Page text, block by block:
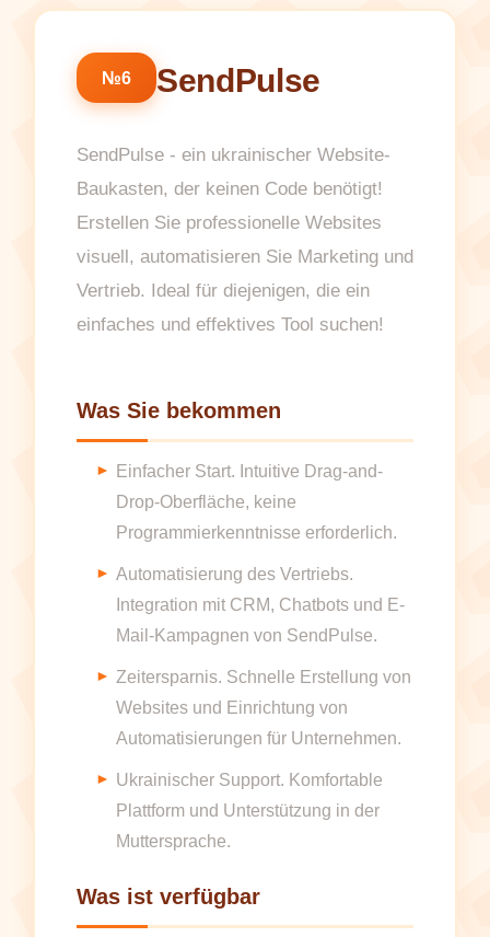
№6 SendPulse
SendPulse - ein ukrainischer Website-
Baukasten, der keinen Code benötigt!
Erstellen Sie professionelle Websites
visuell, automatisieren Sie Marketing und
Vertrieb. Ideal für diejenigen, die ein
einfaches und effektives Tool suchen!
Was Sie bekommen
Einfacher Start. Intuitive Drag-and-
Drop-Oberfläche, keine
Programmierkenntnisse erforderlich.
Automatisierung des Vertriebs.
Integration mit CRM, Chatbots und E-
Mail-Kampagnen von SendPulse.
Zeitersparnis. Schnelle Erstellung von
Websites und Einrichtung von
Automatisierungen für Unternehmen.
Ukrainischer Support. Komfortable
Plattform und Unterstützung in der
Muttersprache.
Was ist verfügbar